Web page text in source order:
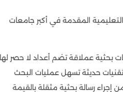
المقدمة في أكبر جامعات
بحثية عملاقة تضم أعداد لا حصر لها
تقنيات حديثة تسهل عمليات البحث
رسالة بحثية مثقلة بالقيمة